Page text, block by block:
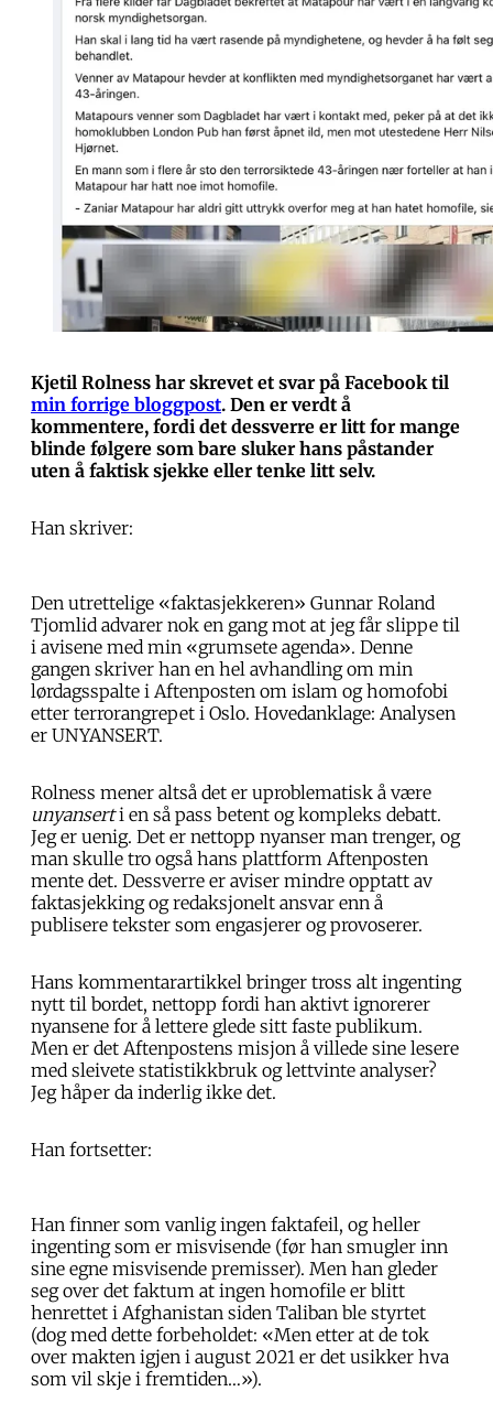
Kjetil Rolness har skrevet et svar på Facebooktil
min forrige bloggpost. Den er verdt å
kommentere, fordi det dessverre er litt for mange
blinde følgere som bare sluker hans påstander
uten å faktisk sjekke eller tenke litt selv.
Han skriver:
Den utrettelige «faktasjekkeren» Gunnar Roland
Tjomlid advarer nok en gang mot at jeg får slippe til
i avisene med min «grumsete agenda». Denne
gangen skriver han en hel avhandling om min
lørdagsspalte i Aftenposten om islam og homofobi
etter terrorangrepet i Oslo. Hovedanklage: Analysen
er UNYANSERT.
Rolness mener altså det er uproblematisk å være
unyanserti en så pass betent og kompleks debatt.
Jeg er uenig. Det er nettopp nyanser man trenger, og
man skulle tro også hans plattform Aftenposten
mente det. Dessverre er aviser mindre opptatt av
faktasjekking og redaksjonelt ansvar enn å
publisere tekster som engasjerer og provoserer.
Hans kommentarartikkel bringer tross alt ingenting
nytt til bordet, nettopp fordi han aktivt ignorerer
nyansene for å lettere glede sitt faste publikum.
Men er det Aftenpostens misjon å villede sine lesere
med sleivete statistikkbruk og lettvinte analyser?
Jeg håper da inderlig ikke det.
Han fortsetter:
Han finner som vanlig ingen faktafeil, og heller
ingenting som er misvisende (før han smugler inn
sine egne misvisende premisser). Men han gleder
seg over det faktum at ingen homofile er blitt
henrettet i Afghanistan siden Taliban ble styrtet
(dog med dette forbeholdet: «Men etter at de tok
over makten igjen i august 2021 er det usikker hva
som vil skje i fremtiden…»).